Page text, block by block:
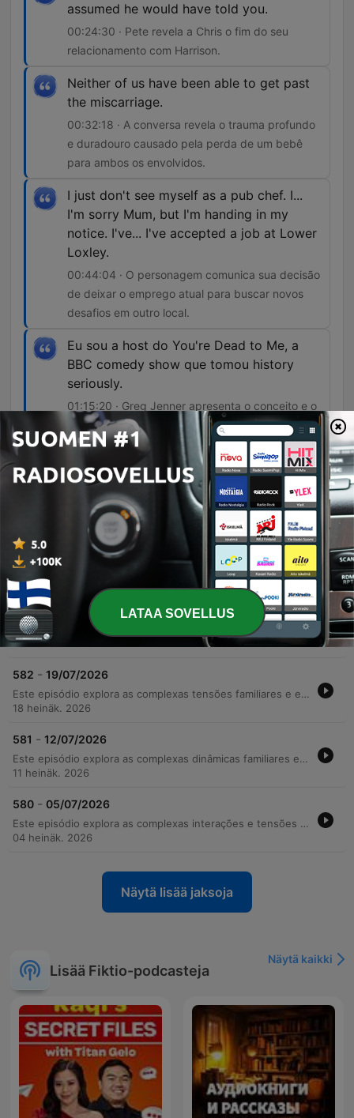
assumed he would have told you.
00:24:30 · Pete revela a Chris o fim do seu
relacionamento com Harrison.
Neither of us have been able to get past
the miscarriage.
00:32:18 · A conversa revela o trauma profundo
e duradouro causado pela perda de um bebê
para ambos os envolvidos.
I just don't see myself as a pub chef. I...
I'm sorry Mum, but I'm handing in my
notice. I've... I've accepted a job at Lower
Loxley.
00:44:04 · O personagem comunica sua decisão
de deixar o emprego atual para buscar novos
desafios em outro local.
Eu sou a host do You're Dead to Me, a
BBC comedy show que tomou history
seriously.
01:15:20 · Greg Jenner apresenta o conceito e o
tom do seu programa de comédia histórica da
BBC.
584 - 02/08/2026
Este episódio explora uma série de dramas interpessoais e mudanças comunitárias, centrando-se no impacto emocional da separação entre Harrison e Fallon, e as repercussões de outros términos, como o de Harrison e Pete. Através de diálogos intensos, abordamos desde traumas familiares profundos até tensões geradas por comportamentos difíceis na vila. A narrativa também acompanha transformações profissionais e rotinas domésticas, incluindo a renúncia de um chef e as preocupações com eventos comunitários. O episódio encerra com uma transição para o podcast 'You're Dead to Me', apresentando os temas da nova série de comédia histórica.
01 elok. 2026
583 - 26/07/2026
O episódio aborda planos de carreira e novos projetos comunitários, incluindo a gestão de um celeiro renovado por Elizabeth e os preparativos para o festival local. Entre discussões sobre taxas de entrada e fofocas da vila, temas familiares profundos emergem, revelando segredos sobre relacionamentos e possíveis desvios financeiros. A tensão escala com revelações sobre a negligência de Clive em relação ao pai idoso e conflitos gerados por mágoas do passado. O episódio encerra com reflexões sobre conexões profissionais e uma transição para casos paranormais.
25 heinäk. 2026
582 - 19/07/2026
Este episódio explora as complexas tensões familiares e emocionais em torno da revelação da gravidez de Kirsty. Entre discussões sobre o futuro da fazenda, o impacto de perdas gestacionais passadas e confrontos sobre segredos do passado, como o incidente de um berço escondido, a narrativa transita entre momentos de vulnerabilidade e reconciliação. A trama também aborda as dificuldades de lidar com traumas antigos e a busca por esperança, intercalando conversas cotidianas com investigações locais, como o ataque de cães na fazenda.
18 heinäk. 2026
581 - 12/07/2026
Este episódio explora as complexas dinâmicas familiares e comunitárias em torno da vida rural, desde o retorno inesperado de Chris à casa de sua família até as tensões sobre a partilha de bens da fazenda. Entre preparativos para o Borchester Show e competições de ferraria, os personagens enfrentam conflitos legais, disputas de herança e o peso de segredos do passado. A narrativa percorre desde momentos de nostalgia e descobertas no jardim até confrontos dramáticos envolvendo dívidas e chantagens. O episódio também destaca a importância da comunidade e os desafios de manter o legado da fazenda diante de pressões financeiras e mudanças geracionais.
11 heinäk. 2026
580 - 05/07/2026
Este episódio explora as complexas interações e tensões entre os personagens de The Archers, abrangendo desde conflitos profissionais na recepção e novos projetos de cosméticos na Bridge Farm até crises de gestão na Home Farm após a saída de Adam. As tramas envolvem discussões sobre responsabilidades familiares, o uso de tecnologia para bebês e os impactos da seca em eventos rurais. Além dos dramas cotidianos e confrontos emocionais sobre o futuro e a responsabilidade, o episódio aborda preparativos para eventos sociais, como despedidas de solteira, e momentos de reflexão sobre a evolução dos relacionamentos e o peso das decisões de gestão no campo.
04 heinäk. 2026
Näytä lisää jaksoja
Lisää Fiktio-podcasteja
Näytä kaikki
LATAA SOVELLUS